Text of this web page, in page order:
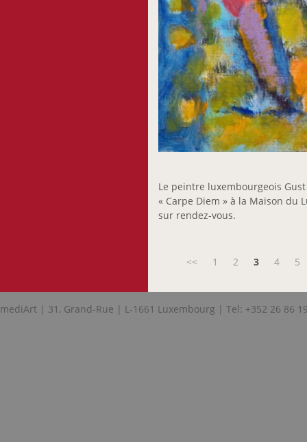
Le peintre luxembourgeois
« Carpe Diem » à la Maison du
sur rendez-vous.
<< 1 2 3 4 5
mediArt | 31, Grand-Rue | L-1661 Luxembourg | Tel: +352 26 86